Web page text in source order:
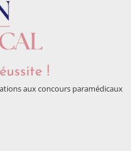
!
aux concours paramédicaux